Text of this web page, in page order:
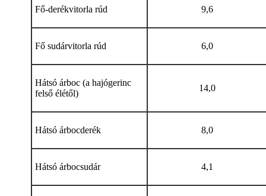
Fő-derékvitorla rúd 9,6
Fő sudárvitorla rúd 6,0
Hátsó árboc (a hajógerinc
felső élétől)
14,0
Hátsó árbocderék 8,0
Hátsó árbocsudár 4,1